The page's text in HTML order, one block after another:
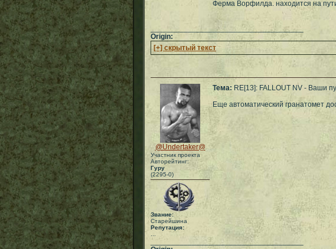
Ферма Ворфилда. находится на
_____________________________________
Origin:
[+] скрытый текст
@Undertaker@
Участник проекта
Авторейтинг:
Гуру
(2295-0)
Звание:
Старейшина
Репутация:
Тема: RE[13]: FALLOUT NV - Ваши
Еще автоматический гранатомет
_____________________________________